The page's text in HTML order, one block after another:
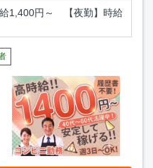
給1,400円～ 【夜勤】時給